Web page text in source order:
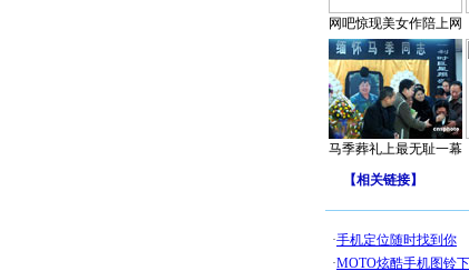
网吧惊现美女作陪上网
马季葬礼上最无耻一幕
【相关链接】